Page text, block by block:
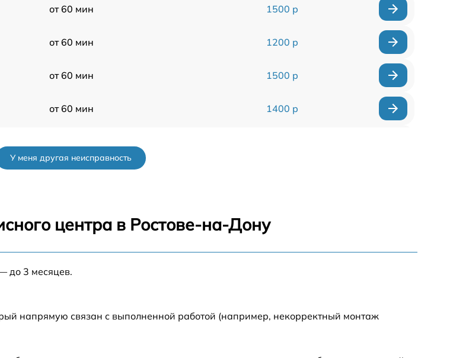
от 60 мин 1500 р
от 60 мин 1200 р
от 60 мин 1500 р
от 60 мин 1400 р
от 60 мин
У меня другая неисправность
центра в Ростове-на-Дону
до 3 месяцев.
напрямую связан с выполненной работой (например, некорректный монтаж